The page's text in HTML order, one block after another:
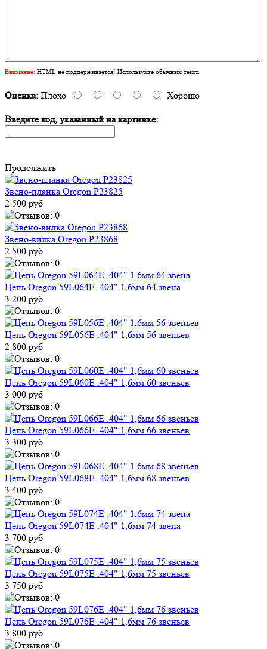
Внимание: HTML не поддерживается! Используйте обычный текст.
Оценка: Плохо Хорошо
Введите код, указанный на картинке:
Продолжить
Звено-планка Oregon P23825
2 500 руб
Звено-вилка Oregon P23868
2 500 руб
Цепь Oregon 59L064E .404" 1,6мм 64 звена
3 200 руб
Цепь Oregon 59L056E .404" 1,6мм 56 звеньев
2 800 руб
Цепь Oregon 59L060E .404" 1,6мм 60 звеньев
3 000 руб
Цепь Oregon 59L066E .404" 1,6мм 66 звеньев
3 300 руб
Цепь Oregon 59L068E .404" 1,6мм 68 звеньев
3 400 руб
Цепь Oregon 59L074E .404" 1,6мм 74 звена
3 700 руб
Цепь Oregon 59L075E .404" 1,6мм 75 звеньев
3 750 руб
Цепь Oregon 59L076E .404" 1,6мм 76 звеньев
3 800 руб